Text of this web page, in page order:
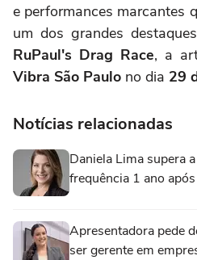
e performances marcantes
um dos grandes
RuPaul's Drag Race, a
Vibra São Paulo no dia 29
Notícias relacionadas
Daniela Lima supera
frequência 1 ano
Apresentadora pede
ser gerente em